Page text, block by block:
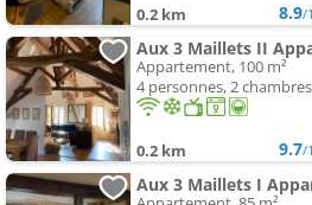
0.2 km 8.9/
Appartement, 100 m²
4 personnes, 2
0.2 km 9.7/